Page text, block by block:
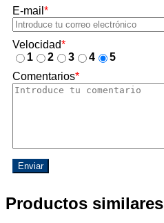
E-mail *
Velocidad*
1
2 3 4
5
Comentarios*
Enviar
Productos similares